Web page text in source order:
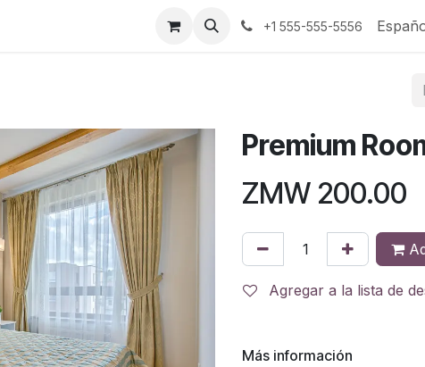
+1 555-555-5556
Premium
ZMW 200.00
Agregar a la lista de
Más información